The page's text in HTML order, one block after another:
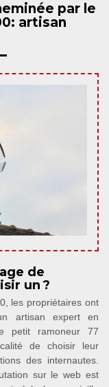
par le
artisan
de
un ?
les propriétaires ont
artisan expert en
petit ramoneur 77
de choisir leur
des internautes.
sur le web est